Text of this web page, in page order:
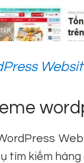
tìm kiếm hàng